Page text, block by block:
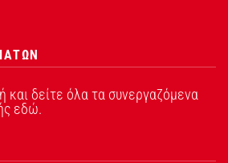
και δείτε όλα τα συνεργαζόμενα
εδώ.